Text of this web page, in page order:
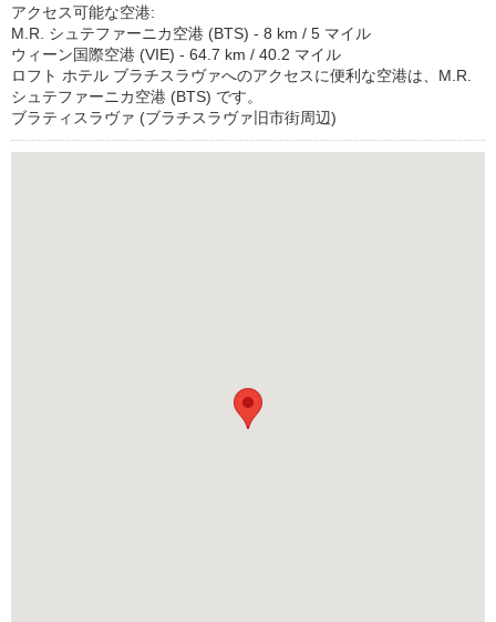
アクセス可能な空港:
M.R. シュテファーニカ空港 (BTS) - 8 km / 5 マイル
ウィーン国際空港 (VIE) - 64.7 km / 40.2 マイル
ロフト ホテル ブラチスラヴァへのアクセスに便利な空港は、M.R.
シュテファーニカ空港 (BTS) です。
ブラティスラヴァ (ブラチスラヴァ旧市街周辺)